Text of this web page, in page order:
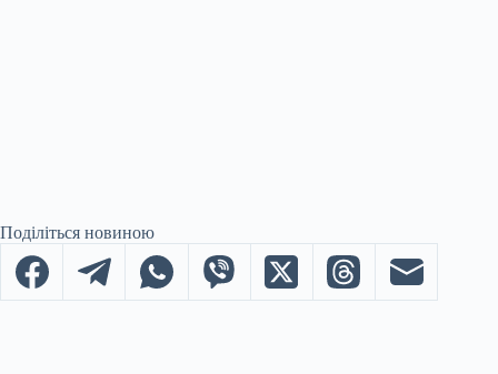
Поділіться новиною